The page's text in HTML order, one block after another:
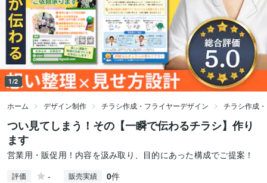
1/2
ホーム デザイン制作 チラシ作成・フライヤーデザイン チラシ作成
つい見てしまう！その【一瞬で伝わるチラシ】作り
ます
営業用・販促用！内容を汲み取り、目的にあった構成でご提案！
評価 - 販売実績 0件